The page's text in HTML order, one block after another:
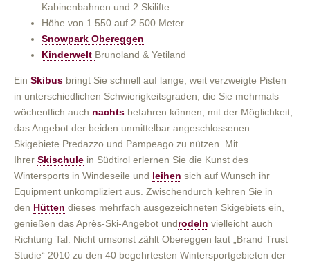
Kabinenbahnen und 2 Skilifte
Höhe von 1.550 auf 2.500 Meter
Snowpark Obereggen
Kinderwelt Brunoland & Yetiland
Ein Skibus bringt Sie schnell auf lange, weit verzweigte Pisten
in unterschiedlichen Schwierigkeitsgraden, die Sie mehrmals
wöchentlich auch nachts befahren können, mit der Möglichkeit,
das Angebot der beiden unmittelbar angeschlossenen
Skigebiete Predazzo und Pampeago zu nützen. Mit
Ihrer Skischule in Südtirol erlernen Sie die Kunst des
Wintersports in Windeseile und leihen sich auf Wunsch ihr
Equipment unkompliziert aus. Zwischendurch kehren Sie in
den Hütten dieses mehrfach ausgezeichneten Skigebiets ein,
genießen das Après-Ski-Angebot undrodeln vielleicht auch
Richtung Tal. Nicht umsonst zählt Obereggen laut „Brand Trust
Studie“ 2010 zu den 40 begehrtesten Wintersportgebieten der